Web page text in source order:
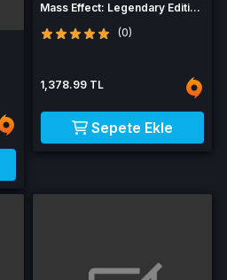
Mass Effect: Legendary Edition
(0)
1,378.99 TL
Sepete Ekle